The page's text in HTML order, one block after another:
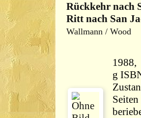
Rückkehr nach
Ritt nach San
Wallmann / Wood
1988,
g